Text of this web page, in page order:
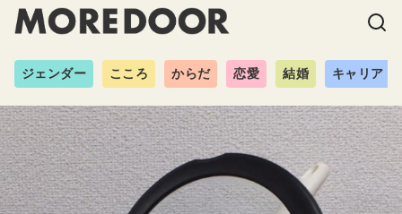
ジェンダー こころ からだ 恋愛 結婚 キャリア